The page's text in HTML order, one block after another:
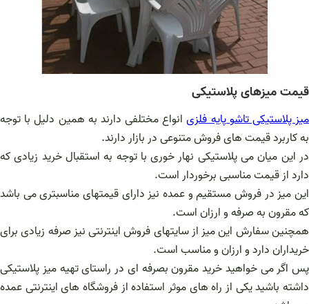
قیمت میزهای پلاستیکی
میز پلاستیکی تاشو پایه فلزیانواع مختلفی دارند به همین دلیل با توجه
به کاربرد قیمت های فروش متنوعی در بازار دارند.
در این میان می پلاستیکی نهار خوری با توجه به استقبال خرید زیادی که
دارد از قیمت مناسبی برخوردار است.
این میز در فروش مستقیم و عمده نیز دارای قیمتهای مناسبتری می باشد
که مقرون به صرفه و ارزان است.
همچنین سفارش این میز از سایتهای فروش اینترنتی نیز صرفه زیادی برای
خریداران دارد و ارزان و مناسب است.
پس اگر می خواهید خرید مقرون بصرفه ای در راستای تهیه میز پلاستیکی
داشته باشید یکی از راه های موثر استفاده از فروشگاه های اینترنتی عمده